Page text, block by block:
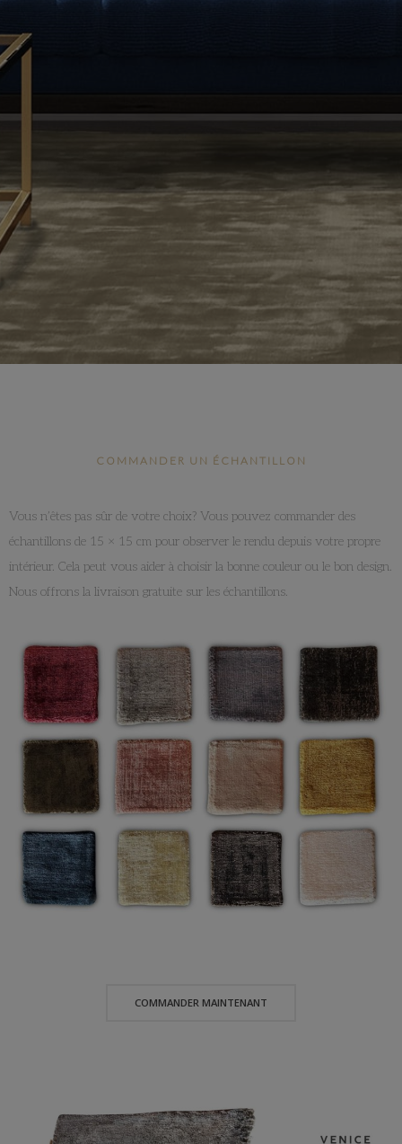
COMMANDER UN ÉCHANTILLON
Vous n’êtes pas sûr de votre choix? Vous pouvez commander des
échantillons de 15 × 15 cm pour observer le rendu depuis votre propre
intérieur. Cela peut vous aider à choisir la bonne couleur ou le bon design.
Nous offrons la livraison gratuite sur les échantillons.
COMMANDER MAINTENANT